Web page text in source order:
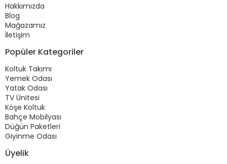
Hakkımızda
Blog
Mağazamız
İletişim
Popüler Kategoriler
Koltuk Takımı
Yemek Odası
Yatak Odası
TV Ünitesi
Köşe Koltuk
Bahçe Mobilyası
Düğün Paketleri
Giyinme Odası
Üyelik